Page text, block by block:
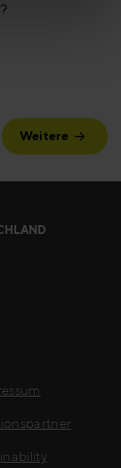
Weitere